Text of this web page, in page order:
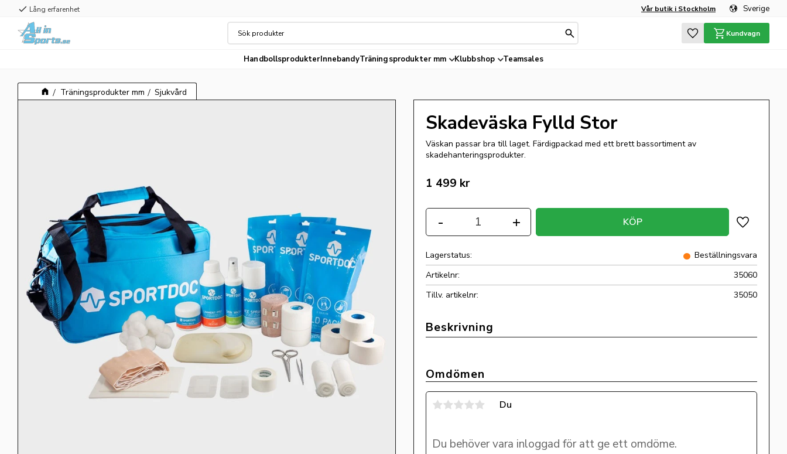
check Lång erfarenhet Vår butik i Stockholm Sverige
Favoriter
Kundvagn
HandbollsprodukterInnebandyTräningsprodukter mm Klubbshop Teamsales
Träningsprodukter mm Sjukvård
Skadeväska Fylld Stor
Väskan passar bra till laget. Färdigpackad med ett brett bassortiment av
skadehanteringsprodukter.
1 499 kr
+
- KÖP
Lägg till i
Lagerstatus
Beställningsvara
Artikelnr
35060
Tillv. artikelnr
35050
Omdömen
Du